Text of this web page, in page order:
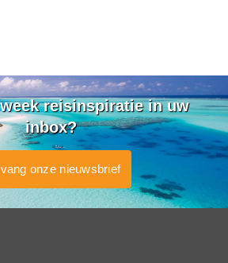
reisinspiratie in uw
inbox?
onze nieuwsbrief